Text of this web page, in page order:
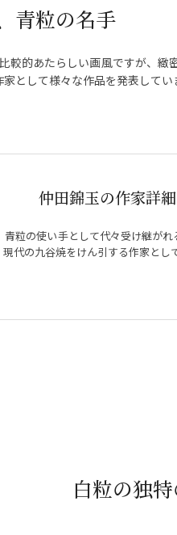
青粒の名手
的あたらしい画風ですが、
として様々な作品を発表してい
仲田錦玉の作家詳細
粒の使い手として代々受け継が
代の九谷焼をけん引する作家とし
白粒の独